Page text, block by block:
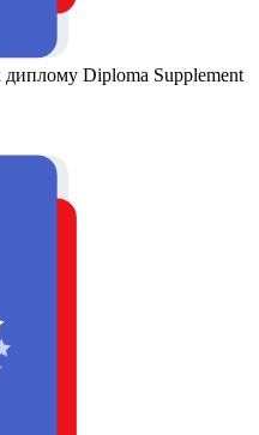
Diploma Supplement